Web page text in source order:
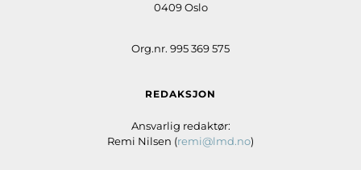
0409 Oslo
Org.nr. 995 369 575
REDAKSJON
Ansvarlig redaktør:
Remi Nilsen (remi@lmd.no)